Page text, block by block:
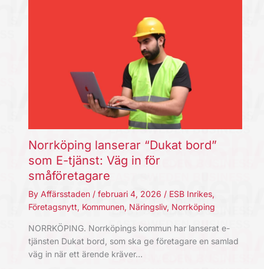
Norrköping lanserar “Dukat bord”
som E-tjänst: Väg in för
småföretagare
By Affärsstaden / februari 4, 2026 / ESB Inrikes,
Företagsnytt, Kommunen, Näringsliv, Norrköping
NORRKÖPING. Norrköpings kommun har lanserat e-
tjänsten Dukat bord, som ska ge företagare en samlad
väg in när ett ärende kräver…